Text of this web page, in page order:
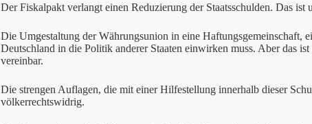
Der Fiskalpakt verlangt einen Reduzierung der Staatsschulden. Das ist
Die Umgestaltung der Währungsunion in eine Haftungsgemeinschaft,
Deutschland in die Politik anderer Staaten einwirken muss. Aber das
vereinbar.
Die strengen Auflagen, die mit einer Hilfestellung innerhalb dieser
völkerrechtswidrig.